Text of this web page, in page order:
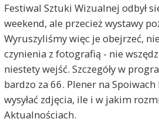
Festiwal Sztuki Wizualnej odbył
weekend, ale przecież wystawy
Wyruszyliśmy więc je obejrzeć,
czynienia z fotografią - nie
niestety wejść. Szczegóły w
bardzo za 66. Plener na
wysyłać zdjęcia, ile i w jakim
Aktualnościach.